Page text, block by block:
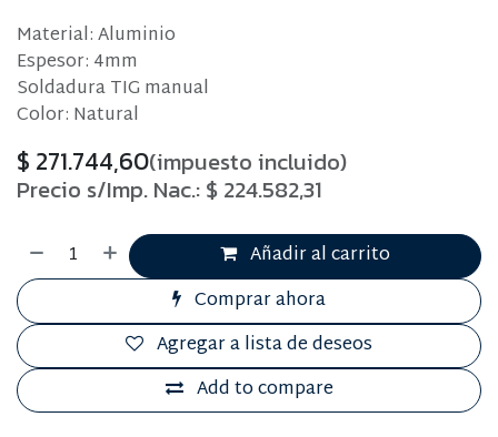
Material: Aluminio
Espesor: 4mm
Soldadura TIG manual
Color: Natural
$ 271.744,60(impuesto incluido)
Precio s/Imp. Nac.: $ 224.582,31
Añadir al carrito
Comprar ahora
Add to compare
Agregar a lista de deseos